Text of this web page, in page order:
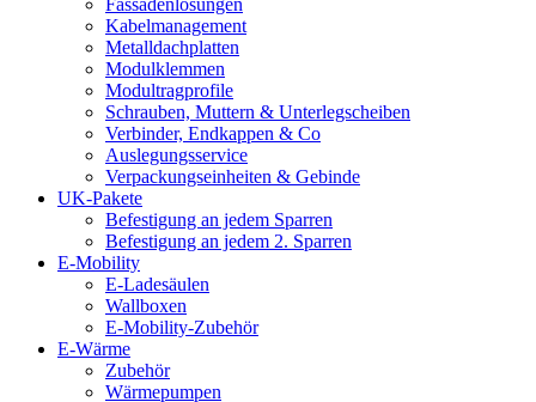
Kabelmanagement
Metalldachplatten
Modulklemmen
Modultragprofile
Schrauben, Muttern & Unterlegscheiben
Verbinder, Endkappen & Co
Auslegungsservice
Verpackungseinheiten & Gebinde
UK-Pakete
Befestigung an jedem Sparren
Befestigung an jedem 2. Sparren
E-Mobility
E-Ladesäulen
Wallboxen
E-Mobility-Zubehör
E-Wärme
Zubehör
Wärmepumpen